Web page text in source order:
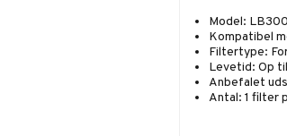
Model:
Kompatibel
Filtertype:
Levetid: Op
Anbefalet
Antal: 1 filter